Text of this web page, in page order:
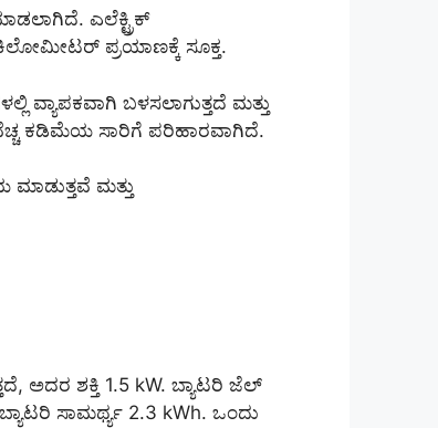
ಎಲೆಕ್ಟ್ರಿಕ್
ಪ್ರಯಾಣಕ್ಕೆ ಸೂಕ್ತ.
ವ್ಯಾಪಕವಾಗಿ ಬಳಸಲಾಗುತ್ತದೆ ಮತ್ತು
ಕಡಿಮೆಯ ಸಾರಿಗೆ ಪರಿಹಾರವಾಗಿದೆ.
ಮಾಡುತ್ತವೆ ಮತ್ತು
ಅದರ ಶಕ್ತಿ 1.5 kW. ಬ್ಯಾಟರಿ ಜೆಲ್
ಸಾಮರ್ಥ್ಯ 2.3 kWh. ಒಂದು